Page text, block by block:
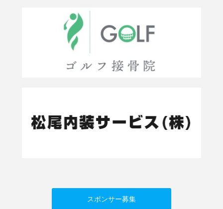
スポンサー募集